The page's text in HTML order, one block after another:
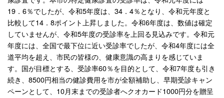
19．6％でしたが、令和5年度は、34．4％となり、令和元年度と
比較して14．8ポイント上昇しました。令和6年度は、数値は確定
していませんが、令和5年度の受診率を上回る見込みです。令和元
年度には、全国で最下位に近い受診率でしたが、令和4年度には全
道平均を超え、市民の皆様の、健康意識の高まりを感じていま
す。国が目標とする、受診率60％を目的として、令和7年度も引き
続き、8500円相当の健診費用を市が全額補助し、早期受診キャン
ペーンとして、10月末までの受診者へクオカード1000円分を贈呈